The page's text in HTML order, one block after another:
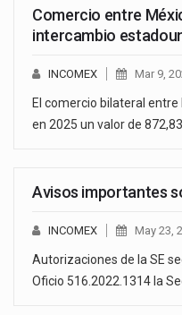
Comercio entre
intercambio
INCOMEX Mar 9,
El comercio bilateral
en 2025 un valor de
Avisos importantes
INCOMEX May 23,
Autorizaciones de la SE
Oficio 516.2022.1314 la